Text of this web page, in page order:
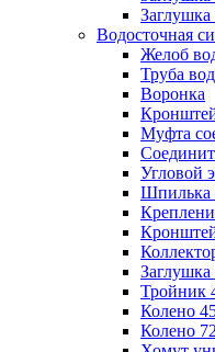
Заглушка
Водосточная
Желоб
Труба
Воронка
Муфта
Угловой
Шпилька
Заглушка
Тройник
Колено
Колено